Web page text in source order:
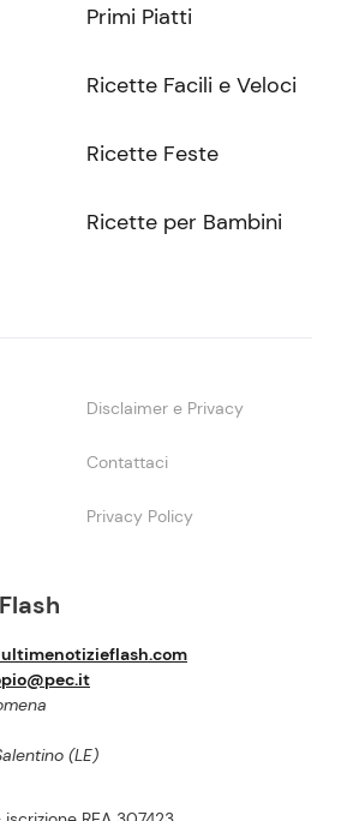
(LE)
Primi Piatti
Ricette Facili e Veloci
Ricette Feste
Ricette per Bambini
Disclaimer e Privacy
Contattaci
Privacy Policy